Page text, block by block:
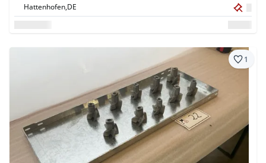
Hattenhofen,DE
1